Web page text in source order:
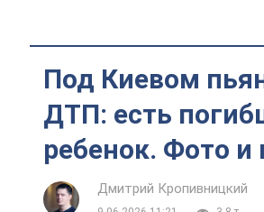
Под Киевом
ДТП: есть
ребенок. Фото и
Дмитрий Кропивницкий